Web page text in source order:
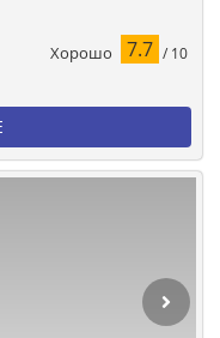
Хорошо 7.7 / 10